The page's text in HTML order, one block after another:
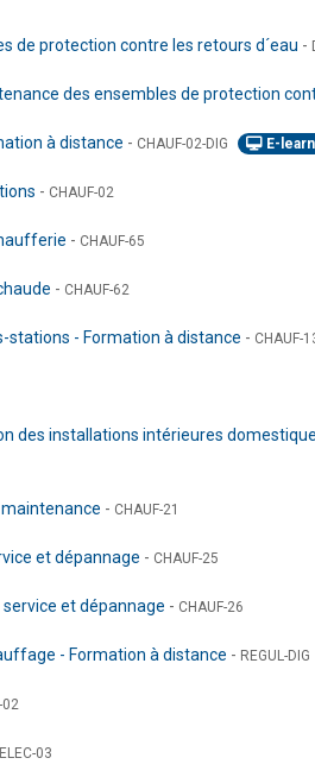
de protection contre les retours d´eau -
des ensembles de protection
à distance - CHAUF-02-DIG E-
- CHAUF-02
- CHAUF-65
- CHAUF-62
stations - Formation à distance - CHAUF-
des installations intérieures
- CHAUF-21
et dépannage - CHAUF-25
et dépannage - CHAUF-26
- Formation à distance - REGUL-DIG
02
ELEC-03